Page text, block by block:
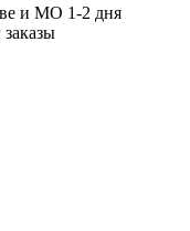
и МО 1-2 дня